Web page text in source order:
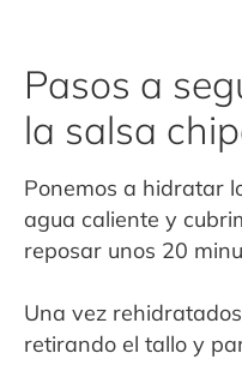
Pasos a
la salsa
Ponemos a hidratar
agua caliente y
reposar unos 20
Una vez
retirando el tallo y